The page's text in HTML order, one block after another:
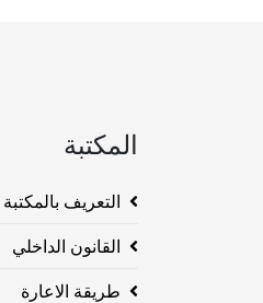
المكتبة
التعريف بالمكتبة
القانون الداخلي
طريقة الاعارة